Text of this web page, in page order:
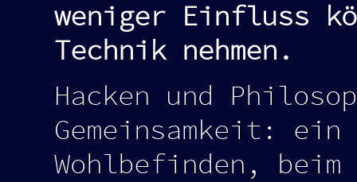
weniger Einfluss
Technik nehmen.
Hacken und
Gemeinsamkeit:
Wohlbefinden, beim